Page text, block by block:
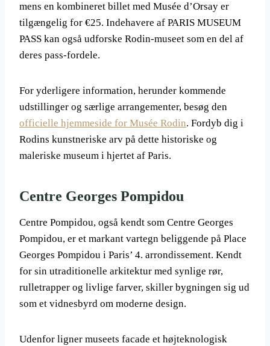
mens en kombineret billet med Musée d’Orsay er
tilgængelig for €25. Indehavere af PARIS MUSEUM
PASS kan også udforske Rodin-museet som en del af
deres pass-fordele.
For yderligere information, herunder kommende
udstillinger og særlige arrangementer, besøg den
officielle hjemmeside for Musée Rodin. Fordyb dig i
Rodins kunstneriske arv på dette historiske og
maleriske museum i hjertet af Paris.
Centre Georges Pompidou
Centre Pompidou, også kendt som Centre Georges
Pompidou, er et markant vartegn beliggende på Place
Georges Pompidou i Paris’ 4. arrondissement. Kendt
for sin utraditionelle arkitektur med synlige rør,
rulletrapper og livlige farver, skiller bygningen sig ud
som et vidnesbyrd om moderne design.
Udenfor ligner museets facade et højteknologisk